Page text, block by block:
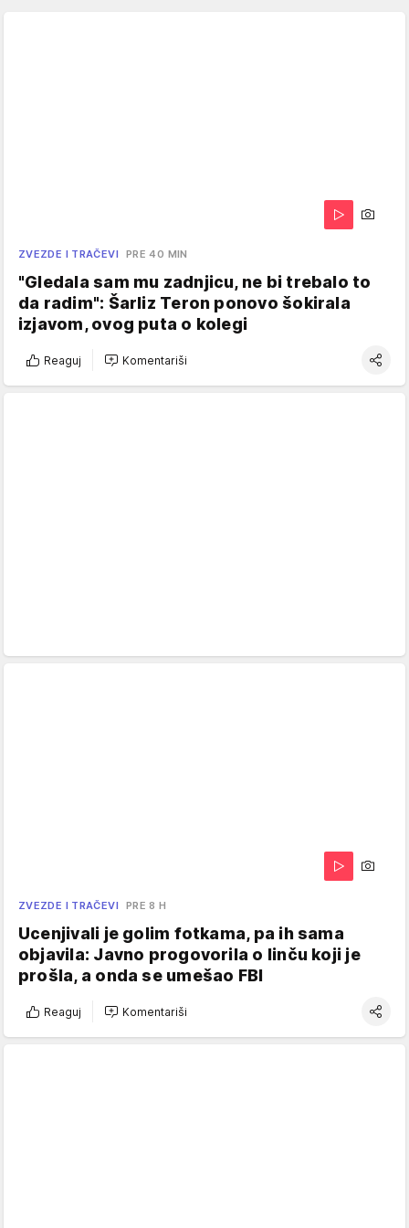
ZVEZDE I TRAČEVI PRE 40 MIN
"Gledala sam mu zadnjicu, ne bi trebalo to
da radim": Šarliz Teron ponovo šokirala
izjavom, ovog puta o kolegi
Reaguj Komentariši
ZVEZDE I TRAČEVI PRE 8 H
Ucenjivali je golim fotkama, pa ih sama
objavila: Javno progovorila o linču koji je
prošla, a onda se umešao FBI
Reaguj Komentariši